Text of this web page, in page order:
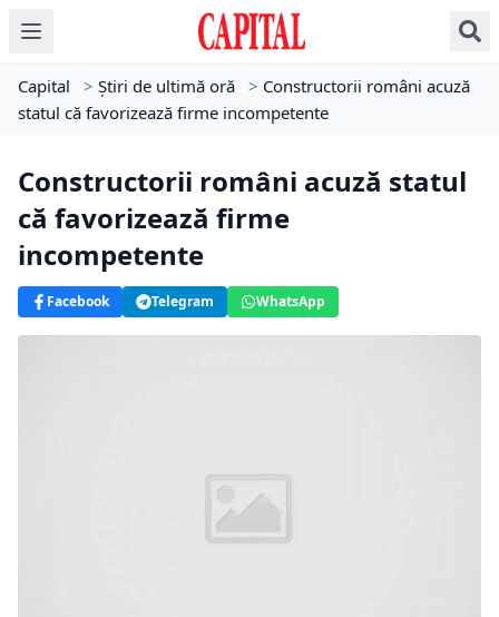
Capital > Știri de ultimă oră > Constructorii români acuză
statul că favorizează firme incompetente
Constructorii români acuză statul
că favorizează firme
incompetente
Facebook Telegram WhatsApp